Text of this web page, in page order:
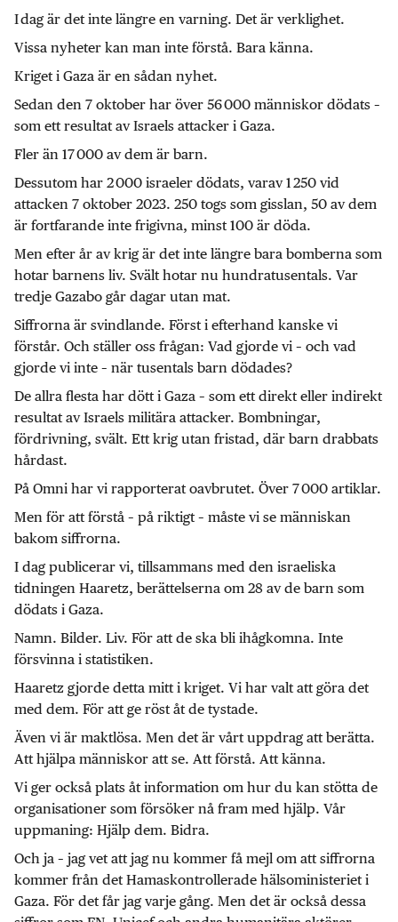
I dag är det inte längre en varning. Det är verklighet.
Vissa nyheter kan man inte förstå. Bara känna.
Kriget i Gaza är en sådan nyhet.
Sedan den 7 oktober har över 56 000 människor dödats –
som ett resultat av Israels attacker i Gaza.
Fler än 17 000 av dem är barn.
Dessutom har 2 000 israeler dödats, varav 1 250 vid
attacken 7 oktober 2023. 250 togs som gisslan, 50 av dem
är fortfarande inte frigivna, minst 100 är döda.
Men efter år av krig är det inte längre bara bomberna som
hotar barnens liv. Svält hotar nu hundratusentals. Var
tredje Gazabo går dagar utan mat.
Siffrorna är svindlande. Först i efterhand kanske vi
förstår. Och ställer oss frågan: Vad gjorde vi – och vad
gjorde vi inte – när tusentals barn dödades?
De allra flesta har dött i Gaza – som ett direkt eller indirekt
resultat av Israels militära attacker. Bombningar,
fördrivning, svält. Ett krig utan fristad, där barn drabbats
hårdast.
På Omni har vi rapporterat oavbrutet. Över 7 000 artiklar.
Men för att förstå – på riktigt – måste vi se människan
bakom siffrorna.
I dag publicerar vi, tillsammans med den israeliska
tidningen Haaretz, berättelserna om 28 av de barn som
dödats i Gaza.
Namn. Bilder. Liv. För att de ska bli ihågkomna. Inte
försvinna i statistiken.
Haaretz gjorde detta mitt i kriget. Vi har valt att göra det
med dem. För att ge röst åt de tystade.
Även vi är maktlösa. Men det är vårt uppdrag att berätta.
Att hjälpa människor att se. Att förstå. Att känna.
Vi ger också plats åt information om hur du kan stötta de
organisationer som försöker nå fram med hjälp. Vår
uppmaning: Hjälp dem. Bidra.
Och ja – jag vet att jag nu kommer få mejl om att siffrorna
kommer från det Hamaskontrollerade hälsoministeriet i
Gaza. För det får jag varje gång. Men det är också dessa